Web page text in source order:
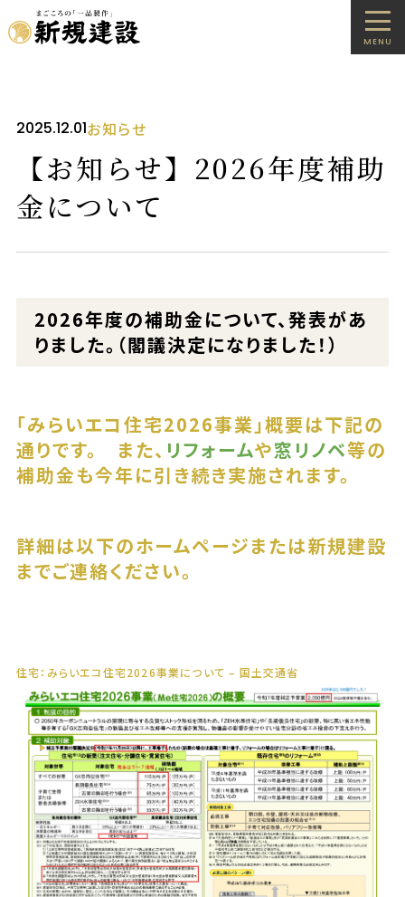
MENU
2025.12.01お知らせ
【お知らせ】2026年度補助
金について
2026年度の補助金について、発表があ
りました。（閣議決定になりました！）
「みらいエコ住宅2026事業」概要は下記の
通りです。 また、 リフォームや窓リノベ等の
補助金も今年に引き続き実施されます。
詳細は以下のホームページまたは新規建設
までご連絡ください。
住宅：みらいエコ住宅2026事業について – 国土交通省